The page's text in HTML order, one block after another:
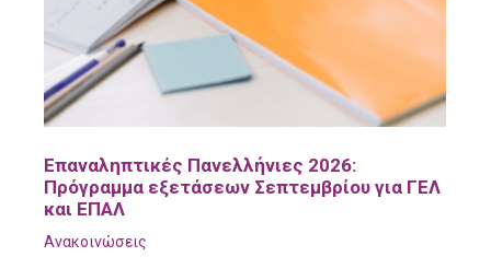
Επαναληπτικές Πανελλήνιες 2026:
Πρόγραμμα εξετάσεων Σεπτεμβρίου για ΓΕΛ
και ΕΠΑΛ
Ανακοινώσεις